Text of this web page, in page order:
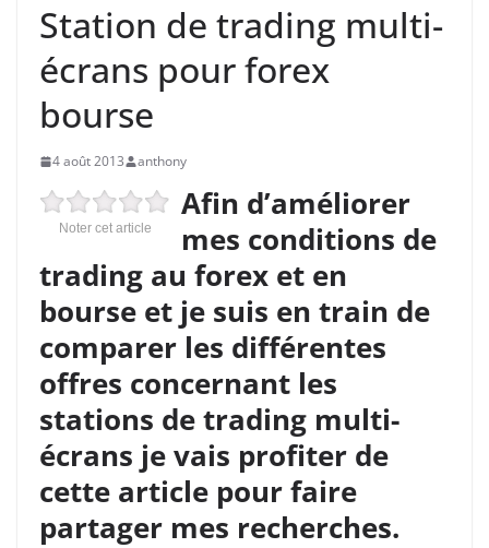
Station de trading multi-
écrans pour forex
bourse
4 août 2013 anthony
Noter cet article
Afin d’améliorer
mes conditions de
trading au forex et en
bourse et je suis en train de
comparer les différentes
offres concernant les
stations de trading multi-
écrans je vais profiter de
cette article pour faire
partager mes recherches.